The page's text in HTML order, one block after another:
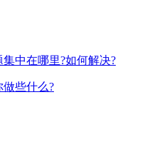
中在哪里?如何解决?
些什么?